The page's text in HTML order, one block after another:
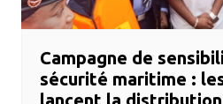
Campagne de
sécurité maritime :
lancent la